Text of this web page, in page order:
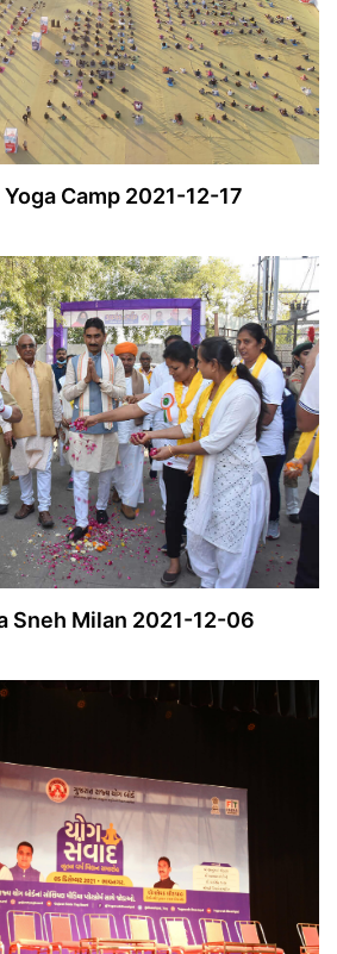
Camp 2021-12-17
Sneh Milan 2021-12-06